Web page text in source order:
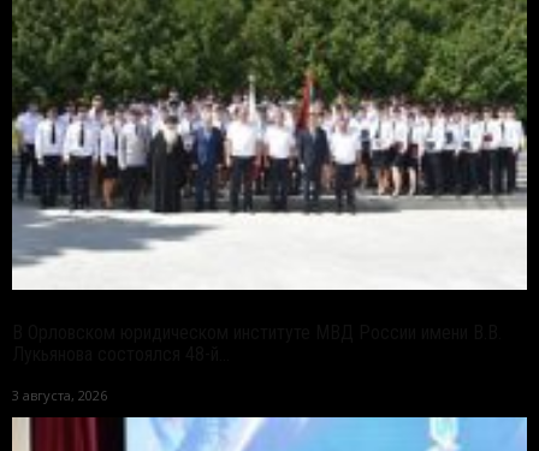
3 августа, 2026